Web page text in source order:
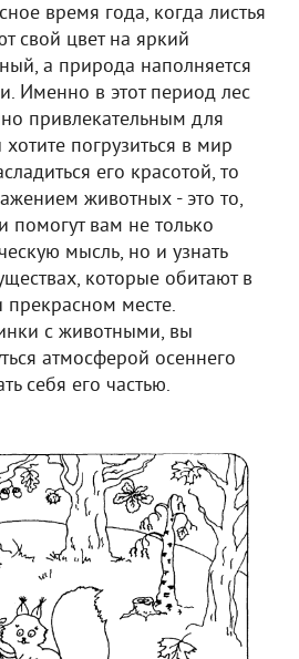
время года, когда листья
свой цвет на яркий
а природа наполняется
Именно в этот период лес
привлекательным для
погрузиться в мир
его красотой, то
животных - это то,
помогут вам не только
мысль, но и узнать
которые обитают в
месте.
с животными, вы
атмосферой осеннего
себя его частью.